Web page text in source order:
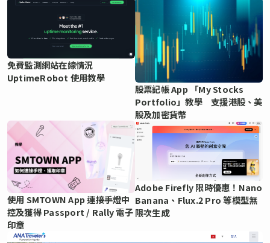
免費監測網站在線情況
UptimeRobot 使用教學
股票記帳 App 「My Stocks
Portfolio」教學 支援港股、美
股及加密貨幣
使用 SMTOWN App 連接手燈中
控及獲得 Passport / Rally 電子
印章
Adobe Firefly 限時優惠！Nano
Banana、Flux.2 Pro 等模型無
限次生成